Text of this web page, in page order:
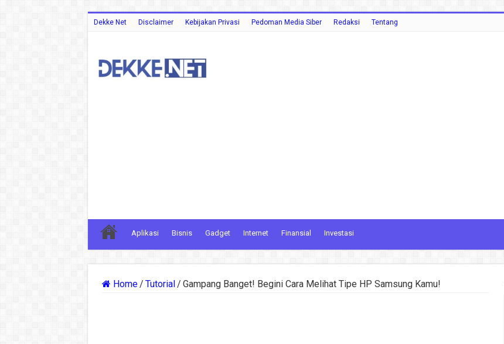
Dekke Net Disclaimer Kebijakan Privasi Pedoman Media Siber Redaksi Tentang
Aplikasi Bisnis Gadget Internet Finansial Investasi
Home/ Tutorial/ Gampang Banget! Begini Cara Melihat Tipe HP Samsung Kamu!